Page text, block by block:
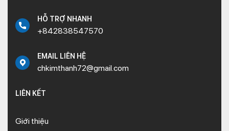
HỖ TRỢ NHANH
+842838547570
EMAIL LIÊN HỆ
chkimthanh72@gmail.com
LIÊN KẾT
Giới thiệu